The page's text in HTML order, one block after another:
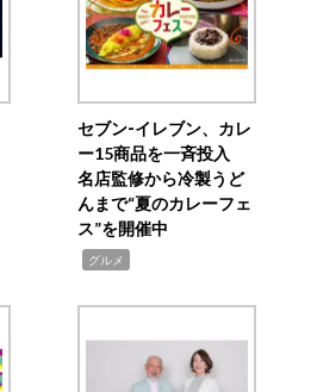
セブン‐イレブン、カレ
ー15商品を一斉投入
名店監修から冷製うど
んまで“夏のカレーフェ
ス”を開催中
グルメ